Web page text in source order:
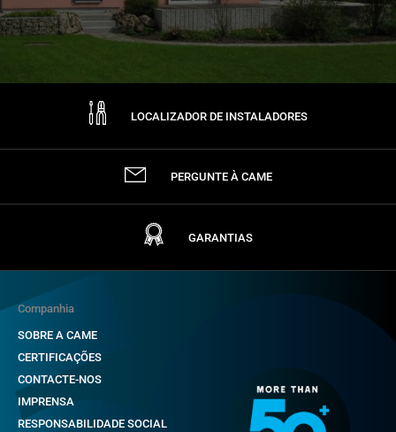
LOCALIZADOR DE INSTALADORES
PERGUNTE À CAME
GARANTIAS
Companhia
SOBRE A CAME
CERTIFICAÇÕES
CONTACTE-NOS
IMPRENSA
RESPONSABILIDADE SOCIAL